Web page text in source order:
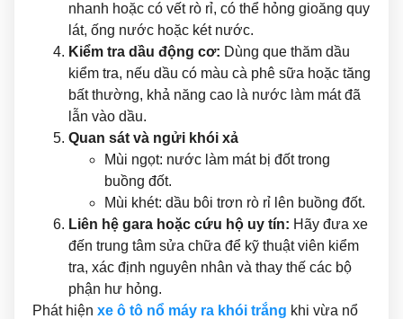
nhanh hoặc có vết rò rỉ, có thể hỏng gioăng quy
lát, ống nước hoặc két nước.
Kiểm tra dầu động cơ: Dùng que thăm dầu
kiểm tra, nếu dầu có màu cà phê sữa hoặc tăng
bất thường, khả năng cao là nước làm mát đã
lẫn vào dầu.
Quan sát và ngửi khói xả
Mùi ngọt: nước làm mát bị đốt trong
buồng đốt.
Mùi khét: dầu bôi trơn rò rỉ lên buồng đốt.
Liên hệ gara hoặc cứu hộ uy tín: Hãy đưa xe
đến trung tâm sửa chữa để kỹ thuật viên kiểm
tra, xác định nguyên nhân và thay thế các bộ
phận hư hỏng.
Phát hiện xe ô tô nổ máy ra khói trắng khi vừa nổ